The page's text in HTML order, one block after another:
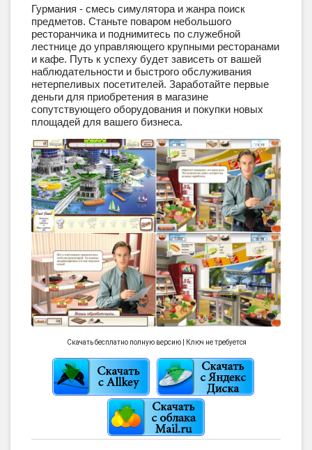
Гурмания - смесь симулятора и жанра поиск
предметов. Станьте поваром небольшого
ресторанчика и поднимитесь по служебной
лестнице до управляющего крупными ресторанами
и кафе. Путь к успеху будет зависеть от вашей
наблюдательности и быстрого обслуживания
нетерпеливых посетителей. Заработайте первые
деньги для приобретения в магазине
сопутствующего оборудования и покупки новых
площадей для вашего бизнеса.
Скачать бесплатно полную версию | Ключ не требуется